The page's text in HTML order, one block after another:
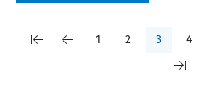
1 2 3 4